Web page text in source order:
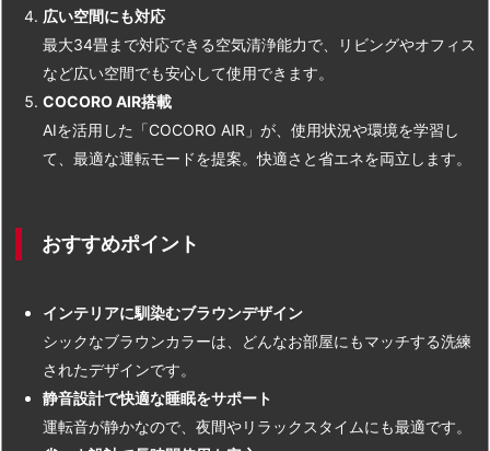
広い空間にも対応
最大34畳まで対応できる空気清浄能力で、リビングやオフィス
など広い空間でも安心して使用できます。
COCORO AIR搭載
AIを活用した「COCORO AIR」が、使用状況や環境を学習し
て、最適な運転モードを提案。快適さと省エネを両立します。
おすすめポイント
インテリアに馴染むブラウンデザイン
シックなブラウンカラーは、どんなお部屋にもマッチする洗練
されたデザインです。
静音設計で快適な睡眠をサポート
運転音が静かなので、夜間やリラックスタイムにも最適です。